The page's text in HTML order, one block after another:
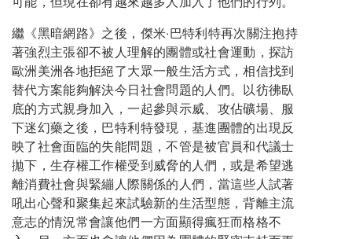
繼《黑暗網路》之後，傑米‧巴特利特再次關注抱持
著強烈主張卻不被人理解的團體或社會運動，探訪
歐洲美洲各地拒絕了大眾一般生活方式，相信找到
替代方案能夠解決今日社會問題的人們。以彷彿臥
底的方式親身加入，一起參與示威、攻佔礦場、服
下迷幻藥之後，巴特利特發現，基進團體的出現反
映了社會面臨的失能問題，不管是被官員和代議士
拋下，生存權工作權受到威脅的人們，或是希望逃
離消費社會與緊繃人際關係的人們，當這些人試著
吼出心聲和聚集起來試驗新的生活型態，背離主流
意志的情況常會讓他們一方面顯得瘋狂而格格不